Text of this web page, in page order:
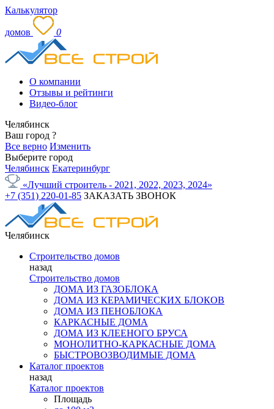
Калькулятор
домов 0
О компании
Отзывы и рейтинги
Видео-блог
Челябинск
Ваш город ?
Все верно Изменить
Выберите город
Челябинск Екатеринбург
«Лучший строитель - 2021, 2022, 2023, 2024»
+7 (351) 220-01-85 ЗАКАЗАТЬ ЗВОНОК
Челябинск
Строительство домов
назад
Строительство домов
ДОМА ИЗ ГАЗОБЛОКА
ДОМА ИЗ КЕРАМИЧЕСКИХ БЛОКОВ
ДОМА ИЗ ПЕНОБЛОКА
КАРКАСНЫЕ ДОМА
ДОМА ИЗ КЛЕЕНОГО БРУСА
МОНОЛИТНО-КАРКАСНЫЕ ДОМА
БЫСТРОВОЗВОДИМЫЕ ДОМА
Каталог проектов
назад
Каталог проектов
Площадь